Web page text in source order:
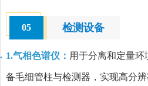
05 检测设备
1.气相色谱仪： 用于分离和定量
备毛细管柱与检测器，实现高分辨